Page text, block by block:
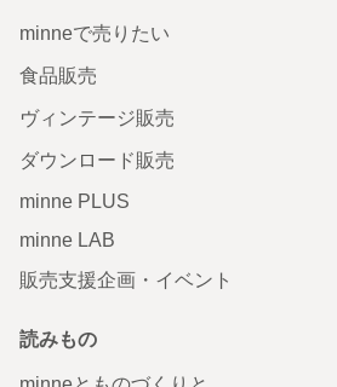
minneで売りたい
食品販売
ヴィンテージ販売
ダウンロード販売
minne PLUS
minne LAB
販売支援企画・イベント
読みもの